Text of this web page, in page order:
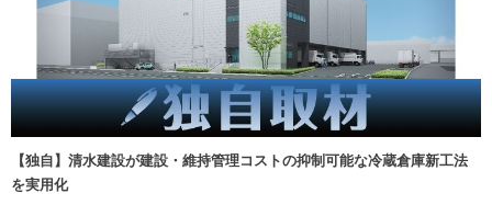
【独自】清水建設が建設・維持管理コストの抑制可能な冷蔵倉庫新工法
を実用化